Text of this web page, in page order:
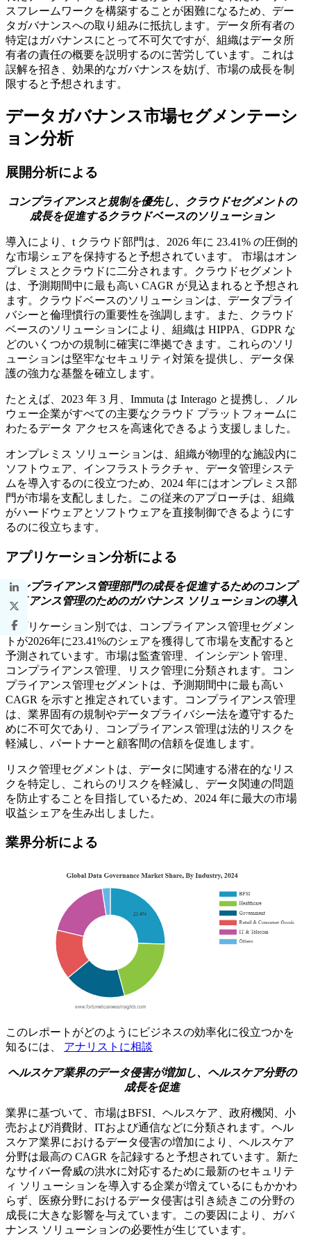
スフレームワークを構築することが困難になるため、デー
タガバナンスへの取り組みに抵抗します。データ所有者の
特定はガバナンスにとって不可欠ですが、組織はデータ所
有者の責任の概要を説明するのに苦労しています。これは
誤解を招き、効果的なガバナンスを妨げ、市場の成長を制
限すると予想されます。
データガバナンス市場セグメンテーシ
ョン分析
展開分析による
コンプライアンスと規制を優先し、クラウドセグメントの
成長を促進するクラウドベースのソリューション
導入により、t クラウド部門は、2026 年に 23.41% の圧倒的
な市場シェアを保持すると予想されています。
市場はオン
プレミスとクラウドに二分されます。クラウドセグメント
は、予測期間中に最も高い CAGR が見込まれると予想され
ます。クラウドベースのソリューションは、データプライ
バシーと倫理慣行の重要性を強調します。また、クラウド
ベースのソリューションにより、組織は HIPPA、GDPR な
どのいくつかの規制に確実に準拠できます。これらのソリ
ューションは堅牢なセキュリティ対策を提供し、データ保
護の強力な基盤を確立します。
たとえば、2023 年 3 月、Immuta は Interago と提携し、ノル
ウェー企業がすべての主要なクラウド プラットフォームに
わたるデータ アクセスを高速化できるよう支援しました。
オンプレミス ソリューションは、組織が物理的な施設内に
ソフトウェア、インフラストラクチャ、データ管理システ
ムを導入するのに役立つため、2024 年にはオンプレミス部
門が市場を支配しました。この従来のアプローチは、組織
がハードウェアとソフトウェアを直接制御できるようにす
るのに役立ちます。
アプリケーション分析による
コンプライアンス管理部門の成長を促進するためのコンプ
ライアンス管理のためのガバナンス ソリューションの導入
アプリケーション別では、コンプライアンス管理セグメン
トが2026年に23.41%のシェアを獲得して市場を支配すると
予測されています。市場は監査管理、インシデント管理、
コンプライアンス管理、リスク管理に分類されます。コン
プライアンス管理セグメントは、予測期間中に最も高い
CAGR を示すと推定されています。コンプライアンス管理
は、業界固有の規制やデータプライバシー法を遵守するた
めに不可欠であり、コンプライアンス管理は法的リスクを
軽減し、パートナーと顧客間の信頼を促進します。
リスク管理セグメントは、データに関連する潜在的なリス
クを特定し、これらのリスクを軽減し、データ関連の問題
を防止することを目指しているため、2024 年に最大の市場
収益シェアを生み出しました。
業界分析による
このレポートがどのようにビジネスの効率化に役立つかを
知るには、 アナリストに相談
ヘルスケア業界のデータ侵害が増加し、ヘルスケア分野の
成長を促進
業界に基づいて、市場はBFSI、ヘルスケア、政府機関、小
売および消費財、ITおよび通信などに分類されます。ヘル
スケア業界におけるデータ侵害の増加により、ヘルスケア
分野は最高の CAGR を記録すると予想されています。新た
なサイバー脅威の洪水に対応するために最新のセキュリテ
ィ ソリューションを導入する企業が増えているにもかかわ
らず、医療分野におけるデータ侵害は引き続きこの分野の
成長に大きな影響を与えています。この要因により、ガバ
ナンス ソリューションの必要性が生じています。